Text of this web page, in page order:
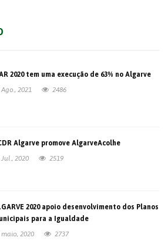
2020 tem uma execução de 63% no Algarve
Ago., 2021
2486
Algarve promove AlgarveAcolhe
Jul., 2020
2519
2020 apoio desenvolvimento dos Planos
para a Igualdade
maio, 2020
2737